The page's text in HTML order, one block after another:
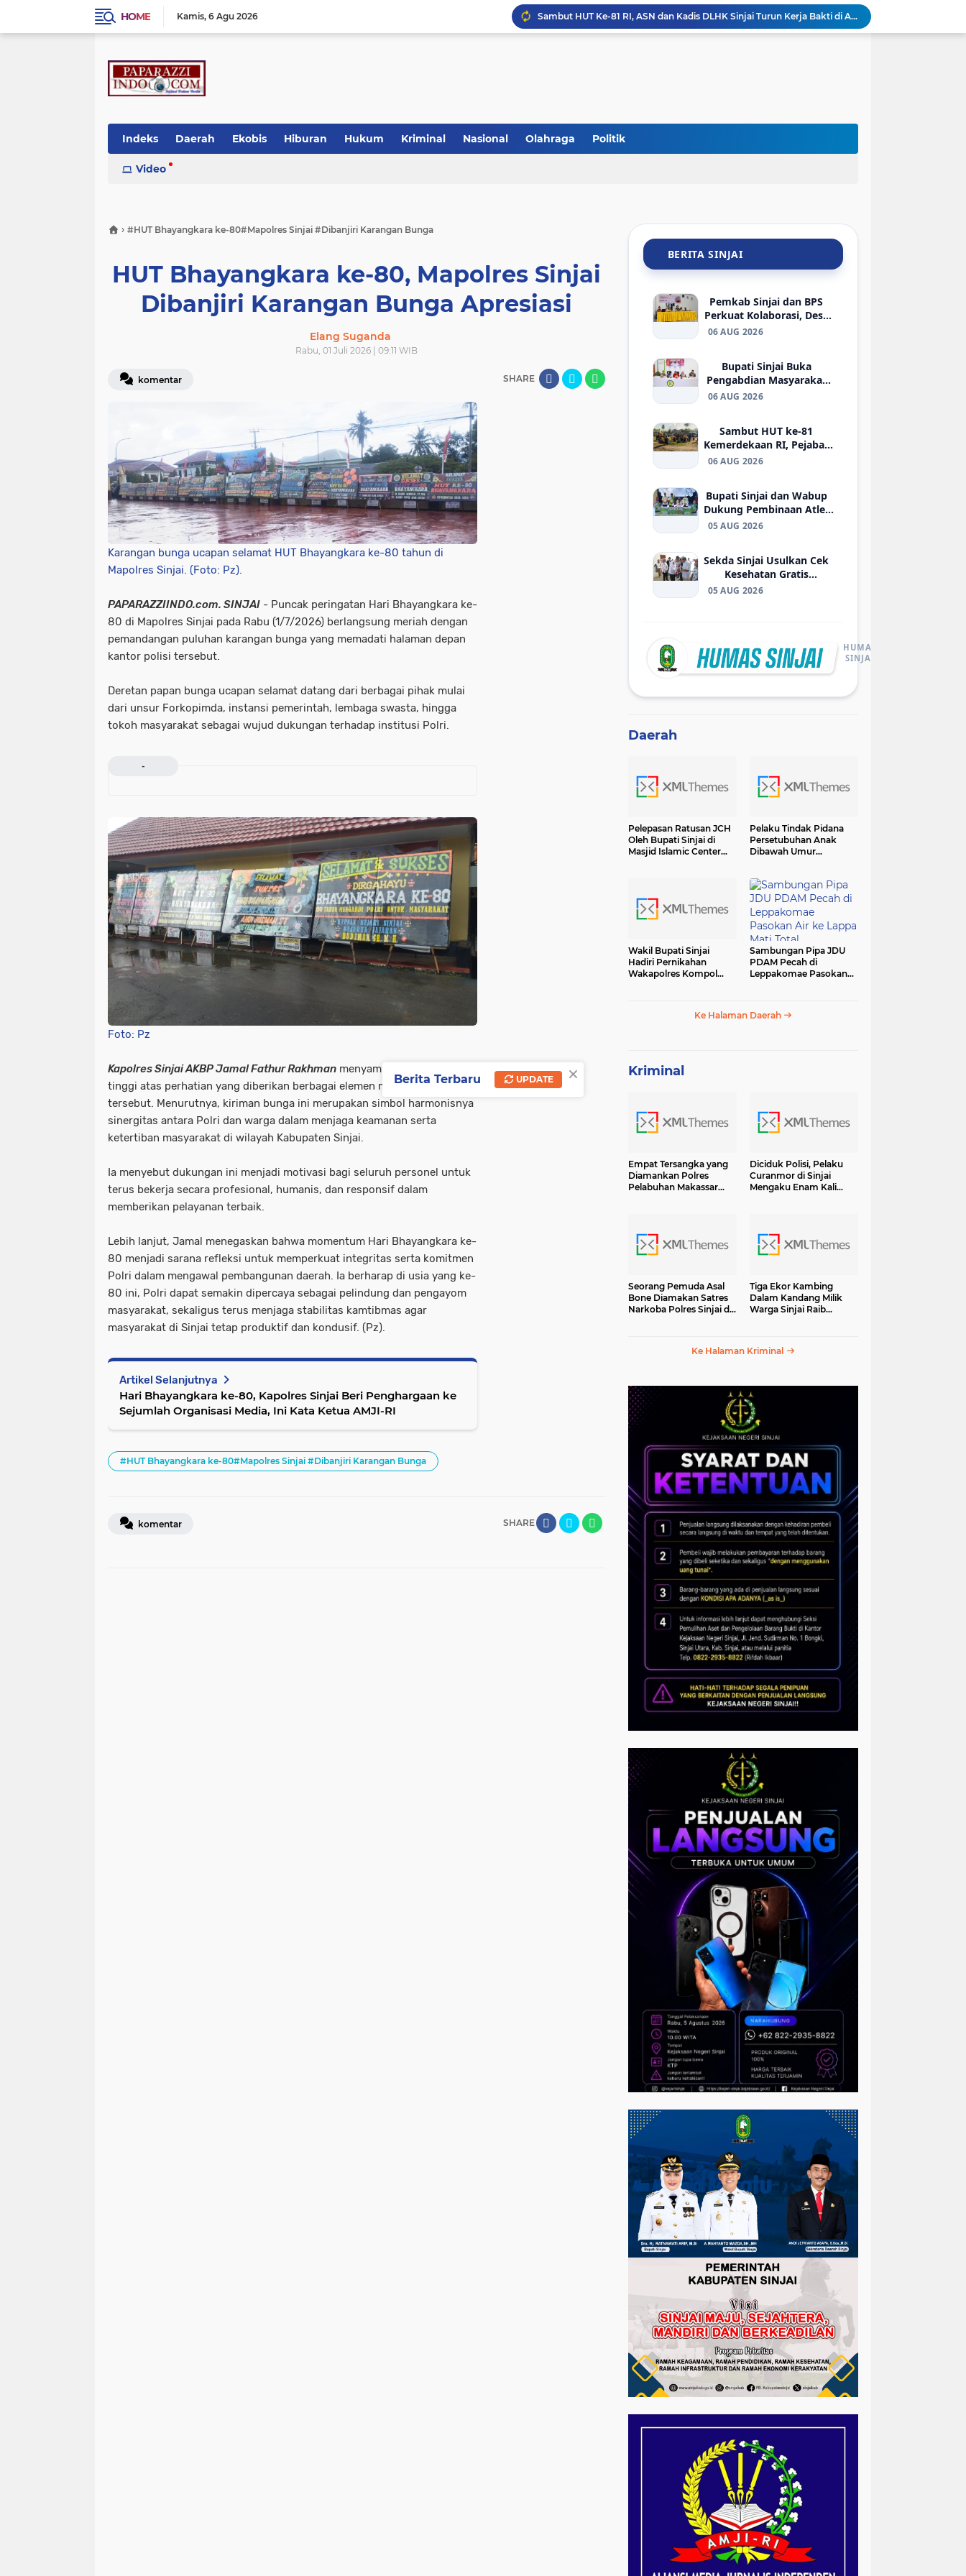
HOME Kamis 6 Agu 2026
Sambut HUT Ke-81 RI, ASN dan Kadis DLHK Sinjai Turun Kerja Bakti di Alun-Alun
Sambut HUT ke-81 RI, PTMSI dan Dinkes Sinjai Gelar Turnamen Tenis Meja Berhadiah Bibit Atlet
Keren! Tim SAR Dit Samapta Polda Sulsel Raih Penghargaan Basarnas Usai Misi ATR 42-500 di Bulu Saraung
Indeks Daerah Ekobis Hiburan Hukum Kriminal Nasional Olahraga Politik
Video
› #HUT Bhayangkara ke-80#Mapolres Sinjai #Dibanjiri Karangan Bunga
HUT Bhayangkara ke-80, Mapolres Sinjai
Dibanjiri Karangan Bunga Apresiasi
Elang Suganda
Rabu, 01 Juli 2026 | 09:11 WIB
komentar SHARE
Karangan bunga ucapan selamat HUT Bhayangkara ke-80 tahun di
Mapolres Sinjai. (Foto: Pz).
PAPARAZZIINDO.com. ​SINJAI - Puncak peringatan Hari Bhayangkara ke-
80 di Mapolres Sinjai pada Rabu (1/7/2026) berlangsung meriah dengan
pemandangan puluhan karangan bunga yang memadati halaman depan
kantor polisi tersebut.
Deretan papan bunga ucapan selamat datang dari berbagai pihak mulai
dari unsur Forkopimda, instansi pemerintah, lembaga swasta, hingga
tokoh masyarakat sebagai wujud dukungan terhadap institusi Polri.
-
Foto: Pz
Kapolres Sinjai AKBP Jamal Fathur Rakhman menyampaikan apresiasi
tinggi atas perhatian yang diberikan berbagai elemen masyarakat
tersebut. Menurutnya, kiriman bunga ini merupakan simbol harmonisnya
sinergitas antara Polri dan warga dalam menjaga keamanan serta
ketertiban masyarakat di wilayah Kabupaten Sinjai.
Ia menyebut dukungan ini menjadi motivasi bagi seluruh personel untuk
terus bekerja secara profesional, humanis, dan responsif dalam
memberikan pelayanan terbaik.
​Lebih lanjut, Jamal menegaskan bahwa momentum Hari Bhayangkara ke-
80 menjadi sarana refleksi untuk memperkuat integritas serta komitmen
Polri dalam mengawal pembangunan daerah. Ia berharap di usia yang ke-
80 ini, Polri dapat semakin dipercaya sebagai pelindung dan pengayom
masyarakat, sekaligus terus menjaga stabilitas kamtibmas agar
masyarakat di Sinjai tetap produktif dan kondusif. (Pz).
Artikel Selanjutnya
Hari Bhayangkara ke-80, Kapolres Sinjai Beri Penghargaan ke
Sejumlah Organisasi Media, Ini Kata Ketua AMJI-RI
#HUT Bhayangkara ke-80#Mapolres Sinjai #Dibanjiri Karangan Bunga
SHARE
komentar
BERITA SINJAI
Pemkab Sinjai dan BPS
Perkuat Kolaborasi, Desa
Cantik Didorong Jadi
06 AUG 2026
Bupati Sinjai Buka
Pengabdian Masyarakat
FISIP Unhas, Perkuat
06 AUG 2026
Sambut HUT ke-81
Kemerdekaan RI, Pejabat
Daerah dan ASN Sinjai
06 AUG 2026
Bupati Sinjai dan Wabup
Dukung Pembinaan Atlet
Muda, Amure Cup III
05 AUG 2026
Sekda Sinjai Usulkan Cek
Kesehatan Gratis
Dirangkaikan dengan
05 AUG 2026
HUMAS
SINJAI
Daerah
Pelepasan Ratusan JCH
Oleh Bupati Sinjai di
Masjid Islamic Center
Pelaku Tindak Pidana
Persetubuhan Anak
Dibawah Umur
Wakil Bupati Sinjai
Hadiri Pernikahan
Wakapolres Kompol
Sambungan Pipa JDU
PDAM Pecah di
Leppakomae Pasokan
Ke Halaman Daerah
Kriminal
Empat Tersangka yang
Diamankan Polres
Pelabuhan Makassar
Diciduk Polisi, Pelaku
Curanmor di Sinjai
Mengaku Enam Kali
Seorang Pemuda Asal
Bone Diamakan Satres
Narkoba Polres Sinjai di
Tiga Ekor Kambing
Dalam Kandang Milik
Warga Sinjai Raib
Ke Halaman Kriminal
×
Berita Terbaru UPDATE